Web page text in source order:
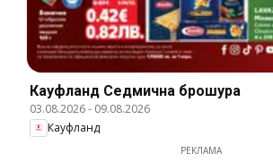
Кауфланд Cедмична брошура
03.08.2026- 09.08.2026
Кауфланд
РЕКЛАМА